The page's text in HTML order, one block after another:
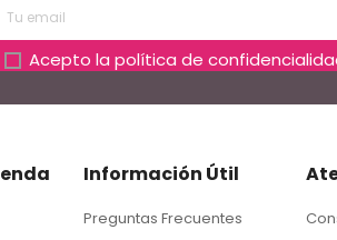
Acepto la política de
Información Útil
Preguntas Frecuentes